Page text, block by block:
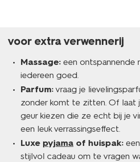
voor extra verwennerij
Massage: een ontspannende
iedereen goed.
Parfum:vraag je
zonder komt te zitten. Of laat
geur kiezen die ze echt bij je
een leuk verrassingseffect.
Luxe pyjama of huispak:
stijlvol cadeau om te vragen